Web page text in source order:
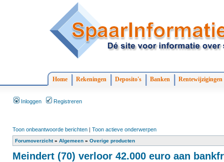
Home Rekeningen Deposito's Banken Rentewijzigingen
Inloggen Registreren
Toon onbeantwoorde berichten | Toon actieve onderwerpen
Forumoverzicht» Algemeen » Overige producten
Meindert (70) verloor 42.000 euro aan